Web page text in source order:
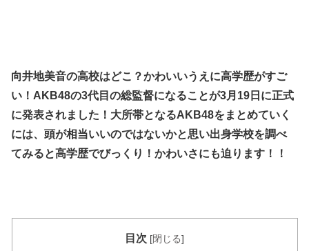
向井地美音の高校はどこ？かわいいうえに高学歴がすご
い！AKB48の3代目の総監督になることが3月19日に正式
に発表されました！大所帯となるAKB48をまとめていく
には、頭が相当いいのではないかと思い出身学校を調べ
てみると高学歴でびっくり！かわいさにも迫ります！！
目次 [閉じる]